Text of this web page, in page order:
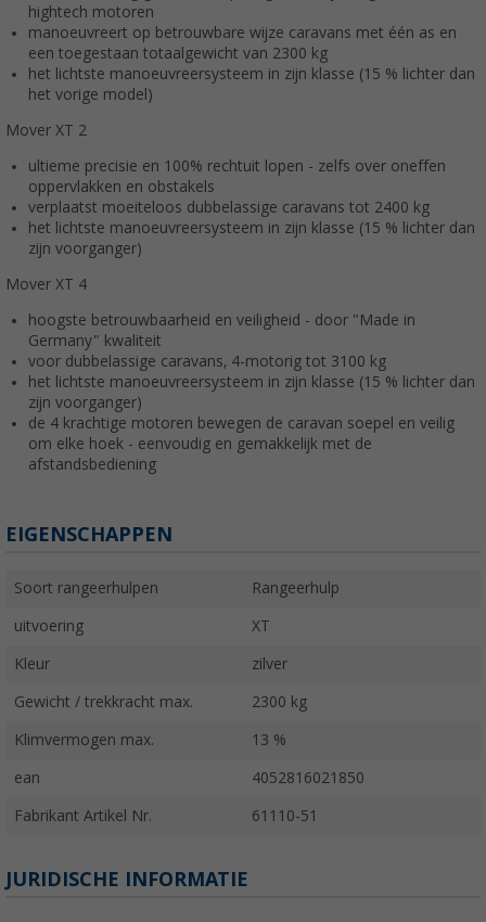
hightech motoren
manoeuvreert op betrouwbare wijze caravans met één as en
een toegestaan totaalgewicht van 2300 kg
het lichtste manoeuvreersysteem in zijn klasse (15 % lichter dan
het vorige model)
Mover XT 2
ultieme precisie en 100% rechtuit lopen - zelfs over oneffen
oppervlakken en obstakels
verplaatst moeiteloos dubbelassige caravans tot 2400 kg
het lichtste manoeuvreersysteem in zijn klasse (15 % lichter dan
zijn voorganger)
Mover XT 4
hoogste betrouwbaarheid en veiligheid - door "Made in
Germany" kwaliteit
voor dubbelassige caravans, 4-motorig tot 3100 kg
het lichtste manoeuvreersysteem in zijn klasse (15 % lichter dan
zijn voorganger)
de 4 krachtige motoren bewegen de caravan soepel en veilig
om elke hoek - eenvoudig en gemakkelijk met de
afstandsbediening
EIGENSCHAPPEN
Soort rangeerhulpen Rangeerhulp
uitvoering XT
Kleur zilver
Gewicht / trekkracht max. 2300 kg
Klimvermogen max. 13 %
ean 4052816021850
Fabrikant Artikel Nr. 61110-51
JURIDISCHE INFORMATIE